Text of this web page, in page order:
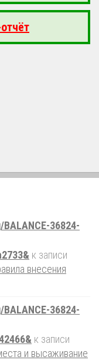
36824-
к записи
внесения
36824-
к записи
и высаживание